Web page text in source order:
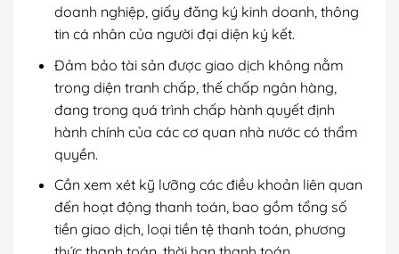
doanh nghiệp, giấy đăng ký kinh doanh, thông
tin cá nhân của người đại diện ký kết.
Đảm bảo tài sản được giao dịch không nằm
trong diện tranh chấp, thế chấp ngân hàng,
đang trong quá trình chấp hành quyết định
hành chính của các cơ quan nhà nước có thẩm
quyền.
Cần xem xét kỹ lưỡng các điều khoản liên quan
đến hoạt động thanh toán, bao gồm tổng số
tiền giao dịch, loại tiền tệ thanh toán, phương